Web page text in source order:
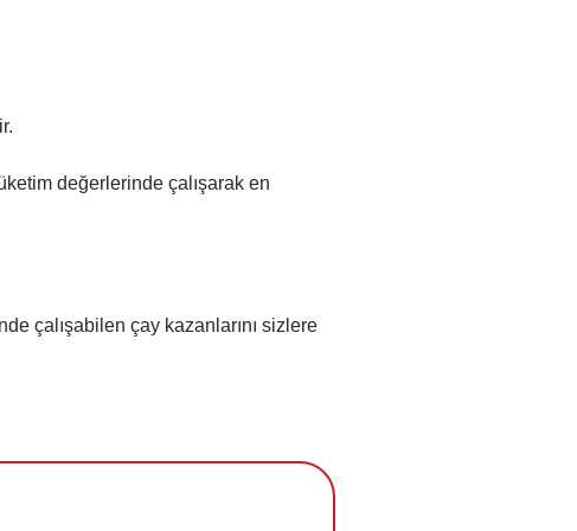
değerlerinde çalışarak en
çalışabilen çay kazanlarını sizlere